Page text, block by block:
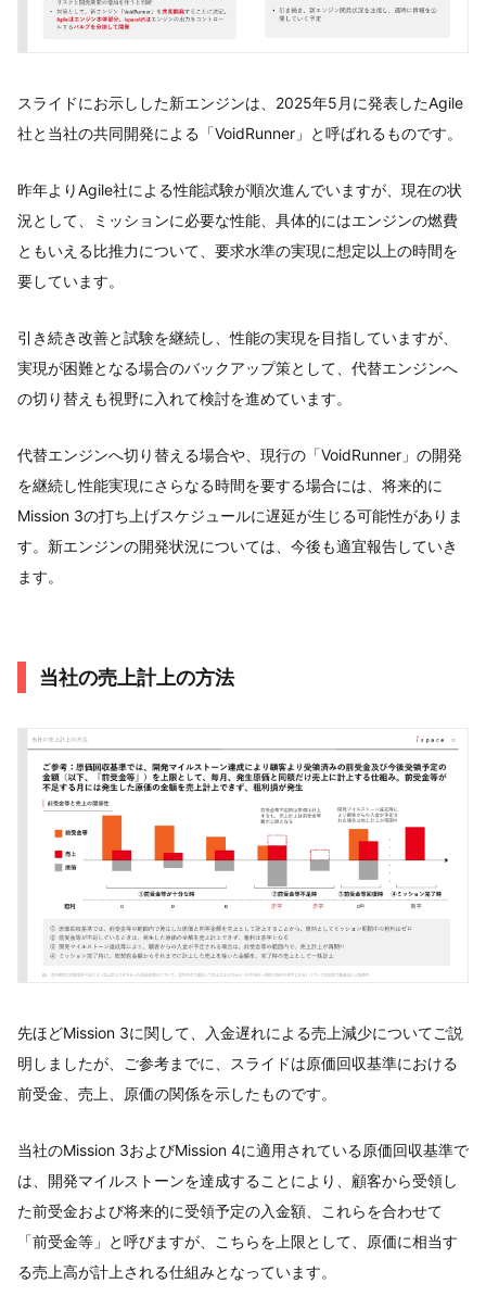
スライドにお示しした新エンジンは、2025年5月に発表したAgile
社と当社の共同開発による「VoidRunner」と呼ばれるものです。
昨年よりAgile社による性能試験が順次進んでいますが、現在の状
況として、ミッションに必要な性能、具体的にはエンジンの燃費
ともいえる比推力について、要求水準の実現に想定以上の時間を
要しています。
引き続き改善と試験を継続し、性能の実現を目指していますが、
実現が困難となる場合のバックアップ策として、代替エンジンへ
の切り替えも視野に入れて検討を進めています。
代替エンジンへ切り替える場合や、現行の「VoidRunner」の開発
を継続し性能実現にさらなる時間を要する場合には、将来的に
Mission 3の打ち上げスケジュールに遅延が生じる可能性がありま
す。新エンジンの開発状況については、今後も適宜報告していき
ます。
当社の売上計上の方法
先ほどMission 3に関して、入金遅れによる売上減少についてご説
明しましたが、ご参考までに、スライドは原価回収基準における
前受金、売上、原価の関係を示したものです。
当社のMission 3およびMission 4に適用されている原価回収基準で
は、開発マイルストーンを達成することにより、顧客から受領し
た前受金および将来的に受領予定の入金額、これらを合わせて
「前受金等」と呼びますが、こちらを上限として、原価に相当す
る売上高が計上される仕組みとなっています。